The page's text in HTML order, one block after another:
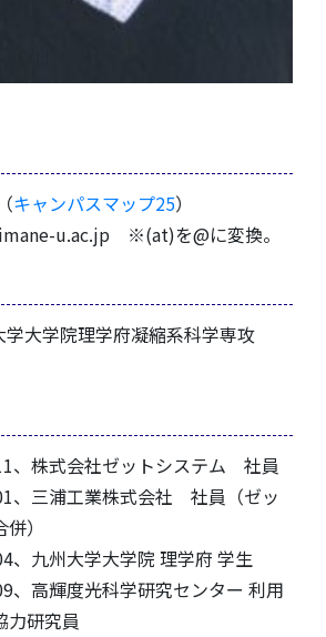
キャンパスマップ25）
u.ac.jp ※(at)を@に変換。
大学院理学府凝縮系科学専攻
、株式会社ゼットシステム 社員
、三浦工業株式会社 社員（ゼッ
）
、九州大学大学院 理学府 学生
、高輝度光科学研究センター 利用
研究員